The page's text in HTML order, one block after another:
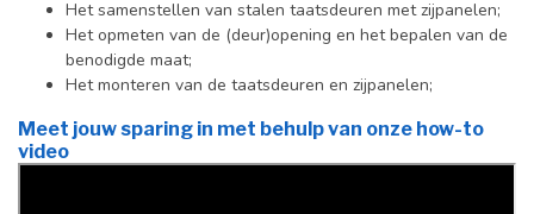
Het samenstellen van stalen taatsdeuren met zijpanelen;
Het opmeten van de (deur)opening en het bepalen van de
benodigde maat;
Het monteren van de taatsdeuren en zijpanelen;
Meet jouw sparing in met behulp van onze how-to
video